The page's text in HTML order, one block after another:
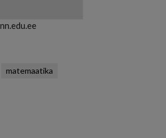
matemaatika